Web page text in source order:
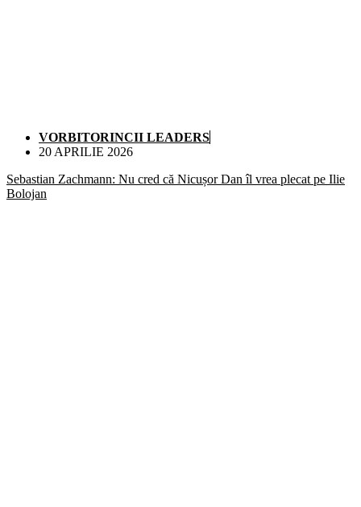
VORBITORINCII LEADERS
20 APRILIE 2026
Sebastian Zachmann: Nu cred că Nicușor Dan îl vrea plecat pe Ilie
Bolojan